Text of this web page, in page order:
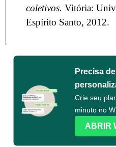
coletivos. Vitória:
Espírito Santo, 2012.
Precisa
Crie seu
minuto no
ABRIR